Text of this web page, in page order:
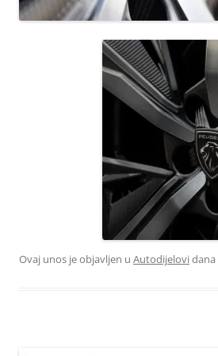
Ovaj unos je objavljen u Autodijelovidana